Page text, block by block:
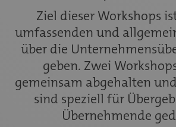
Ziel dieser Workshops
umfassenden und
über die
geben. Zwei
gemeinsam abgehalten
sind speziell für
Übernehmende